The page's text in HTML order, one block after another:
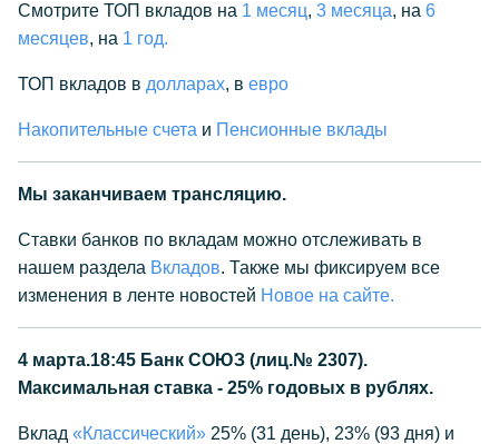
Смотрите ТОП вкладов на 1 месяц, 3 месяца, на 6
месяцев, на 1 год.
ТОП вкладов в долларах, в евро
Накопительные счета и Пенсионные вклады
Мы заканчиваем трансляцию.
Ставки банков по вкладам можно отслеживать в
нашем раздела Вкладов. Также мы фиксируем все
изменения в ленте новостей Новое на сайте.
4 марта.18:45 Банк СОЮЗ (лиц.№ 2307).
Максимальная ставка - 25% годовых в рублях.
Вклад «Классический» 25% (31 день), 23% (93 дня) и